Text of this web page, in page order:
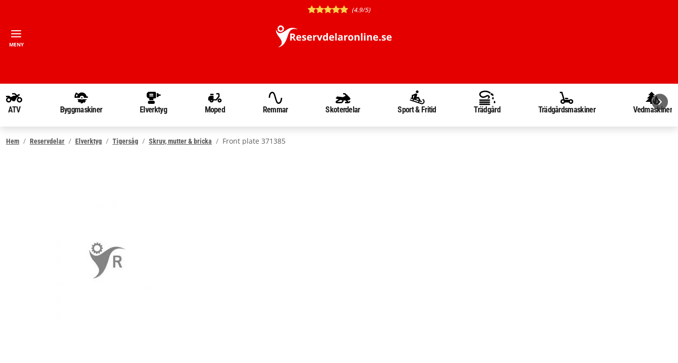
(4.9/5)
MENY
ATV Byggmaskiner Elverktyg Moped Remmar Skoterdelar Sport & Fritid Trädgård Trädgårdsmaskiner Vedmaskiner
Hem Reservdelar Elverktyg Tigersåg Skruv, mutter & bricka Front plate 371385